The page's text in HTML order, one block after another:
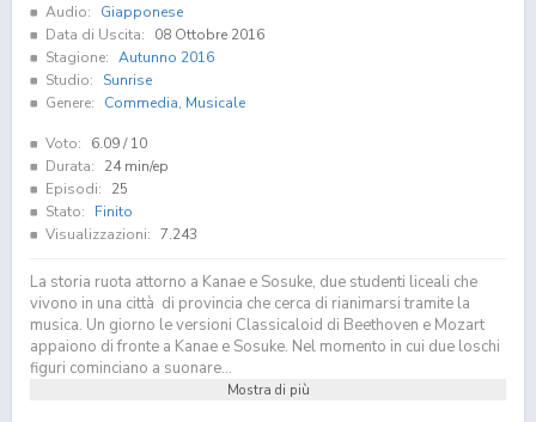
Audio:
Giapponese
Data di Uscita:
08 Ottobre 2016
Stagione: Autunno 2016
Studio:
Sunrise
Genere:
Commedia, Musicale
Voto: 6.09/ 10
Durata:
24 min/ep
Episodi:
25
Stato:
Finito
Visualizzazioni: 7.243
La storia ruota attorno a Kanae e Sosuke, due studenti liceali che
vivono in una città di provincia che cerca di rianimarsi tramite la
musica. Un giorno le versioni Classicaloid di Beethoven e Mozart
appaiono di fronte a Kanae e Sosuke. Nel momento in cui due loschi
figuri cominciano a suonare...
Mostra di più